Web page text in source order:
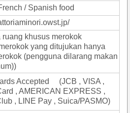
/ Spanish food
ruang khusus merokok
yang ditujukan hanya
(pengguna dilarang makan
Accepted (JCB , VISA ,
, AMERICAN EXPRESS ,
, LINE Pay , Suica/PASMO)